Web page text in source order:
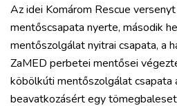
Az idei Komárom Rescue
mentőscsapata nyerte, második
mentőszolgálat nyitrai csapata, a
ZaMED perbetei mentősei
köbölkúti mentőszolgálat
beavatkozásért egy